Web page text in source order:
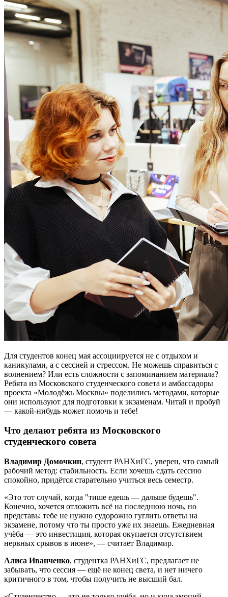
Для студентов конец мая ассоциируется не с отдыхом и
каникулами, а с сессией и стрессом. Не можешь справиться с
волнением? Или есть сложности с запоминанием материала?
Ребята из Московского студенческого совета и амбассадоры
проекта «Молодёжь Москвы» поделились методами, которые
они используют для подготовки к экзаменам. Читай и пробуй
— какой-нибудь может помочь и тебе!
Что делают ребята из Московского
студенческого совета
Владимир Домочкин, студент РАНХиГС, уверен, что самый
рабочий метод: стабильность. Если хочешь сдать сессию
спокойно, придётся старательно учиться весь семестр.
«Это тот случай, когда "тише едешь — дальше будешь".
Конечно, хочется отложить всё на последнюю ночь, но
представь: тебе не нужно судорожно гуглить ответы на
экзамене, потому что ты просто уже их знаешь. Ежедневная
учёба — это инвестиция, которая окупается отсутствием
нервных срывов в июне», — считает Владимир.
Алиса Иванченко, студентка РАНХиГС, предлагает не
забывать, что сессия — ещё не конец света, и нет ничего
критичного в том, чтобы получить не высший бал.